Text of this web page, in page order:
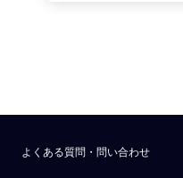
よくある質問・問い合わせ